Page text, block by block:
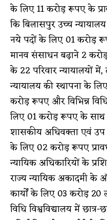
के लिए 11 करोड़ रूपए के
कि बिलासपुर उच्च
नये पदों के लिए 01 करोड़
मानव संसाधन बढ़ाने 2
के 22 परिवार न्यायालयों
न्यायालय की स्थापना के
करोड़ रूपए और विभिन्न
लिए 01 करोड़ रूपए के साथ
शासकीय अधिवक्ता एवं
के लिए 02 करोड़ रूपए
न्यायिक अधिकारियों के
राज्य न्यायिक अकादमी के
कार्याें के लिए 03 करोड़ 20
विधि विश्वविद्यालय में छात्र-